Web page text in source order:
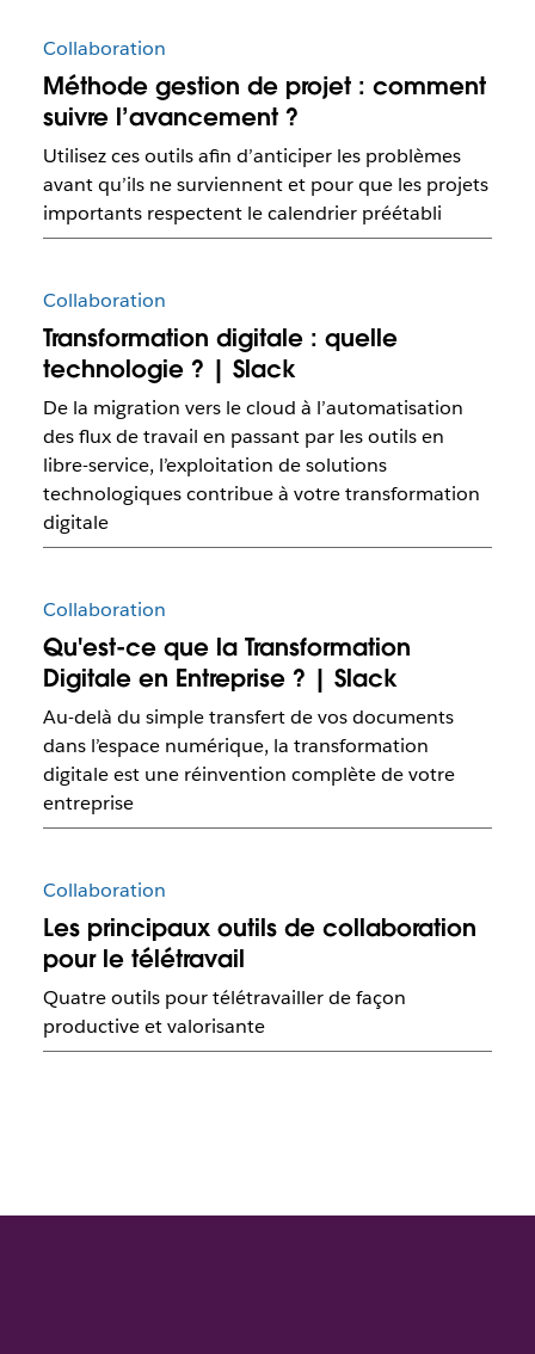
Collaboration
Méthode gestion de projet : comment
suivre l’avancement ?
Utilisez ces outils afin d’anticiper les problèmes
avant qu’ils ne surviennent et pour que les projets
importants respectent le calendrier préétabli
Collaboration
Transformation digitale : quelle
technologie ? | Slack
De la migration vers le cloud à l’automatisation
des flux de travail en passant par les outils en
libre-service, l’exploitation de solutions
technologiques contribue à votre transformation
digitale
Collaboration
Qu'est-ce que la Transformation
Digitale en Entreprise ? | Slack
Au-delà du simple transfert de vos documents
dans l’espace numérique, la transformation
digitale est une réinvention complète de votre
entreprise
Collaboration
Les principaux outils de collaboration
pour le télétravail
Quatre outils pour télétravailler de façon
productive et valorisante